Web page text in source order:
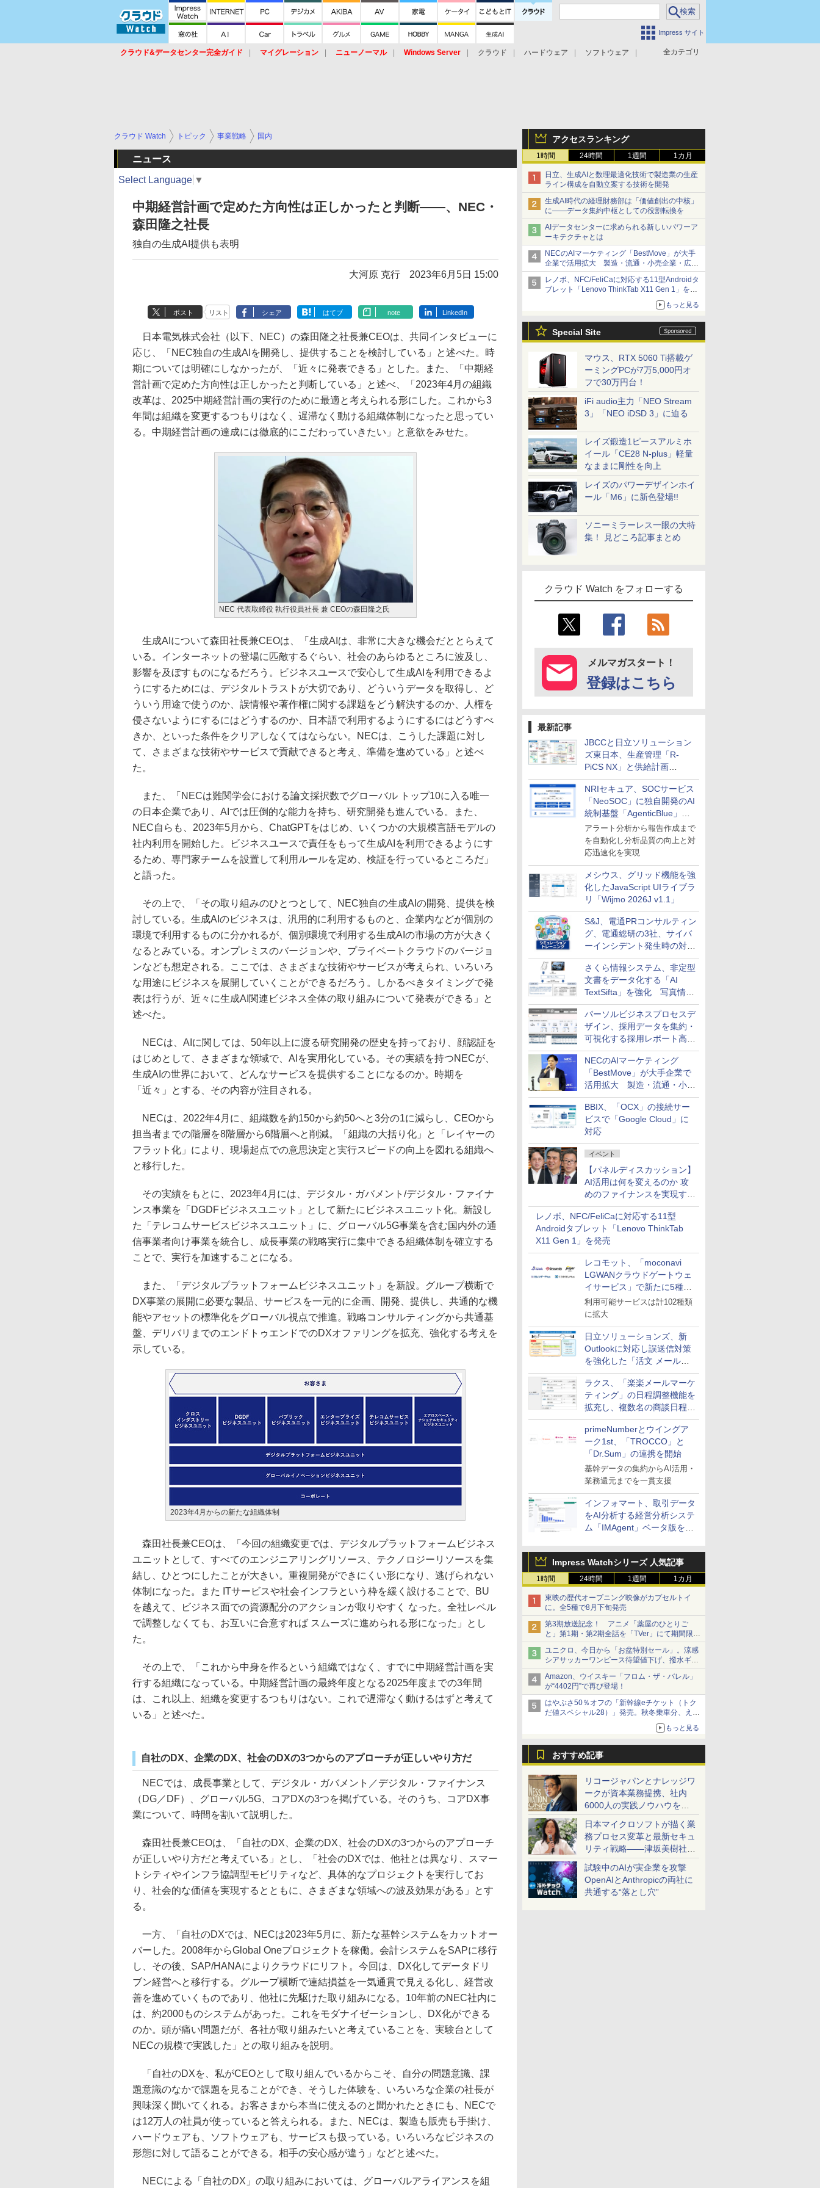
Impress サイト
全カテゴリ
クラウド&データセンター完全ガイド マイグレーション ニューノーマル Windows Server クラウド ハードウェア
ソフトウェア
アクセスランキング
1時間 24時間 1週間 1カ月
日立、生成AIと数理最適化技術で製造業の生産
ライン構成を自動立案する技術を開発
生成AI時代の経理財務部は「価値創出の中核」
に――データ集約中枢としての役割転換を
AIデータセンターに求められる新しいパワーア
ーキテクチャとは
NECのAIマーケティング「BestMove」が大手
企業で活用拡大 製造・流通・小売企業・広告
代理店などが実装フェーズへ
レノボ、NFC/FeliCaに対応する11型Androidタ
ブレット「Lenovo ThinkTab X11 Gen 1」を発
もっと見る
Special Site
マウス、RTX 5060 Ti搭載ゲ
ーミングPCが7万5,000円オ
フで30万円台！
iFi audio主力「NEO Stream
3」「NEO iDSD 3」に迫る
レイズ鍛造1ピースアルミホ
イール「CE28 N-plus」軽量
なままに剛性を向上
レイズのパワーデザインホイ
ール「M6」に新色登場!!
ソニーミラーレス一眼の大特
集！ 見どころ記事まとめ
クラウド Watch をフォローする
メルマガスタート！
登録はこちら
最新記事
JBCCと日立ソリューション
ズ東日本、生産管理「R-
PiCS NX」と供給計画
「scSQUARE ISP」の連携サ
ービスを提供開始
NRIセキュア、SOCサービス
「NeoSOC」に独自開発のAI
統制基盤「AgenticBlue」を
導入
アラート分析から報告作成まで
を自動化し分析品質の向上と対
応迅速化を実現
メシウス、グリッド機能を強
化したJavaScript UIライブラ
リ「Wijmo 2026J v1.1」
S&J、電通PRコンサルティン
グ、電通総研の3社、サイバ
ーインシデント発生時の対応
と危機管理広報を一体的に訓
練するプログラムを提供
さくら情報システム、非定型
文書をデータ化する「AI
TextSifta」を強化 写真情報
のデータ化などに対応
パーソルビジネスプロセスデ
ザイン、採用データを集約・
可視化する採用レポート高速
化サービスを提供
NECのAIマーケティング
「BestMove」が大手企業で
活用拡大 製造・流通・小売
企業・広告代理店などが実装
フェーズへ
BBIX、「OCX」の接続サー
ビスで「Google Cloud」に
対応
イベント
【パネルディスカッション】
AI活用は何を変えるのか 攻
めのファイナンスを実現する
業務設計とマインドセット変
革
レノボ、NFC/FeliCaに対応する11型
Androidタブレット「Lenovo ThinkTab
X11 Gen 1」を発売
レコモット、「moconavi
LGWANクラウドゲートウェ
イサービス」で新たに5種類
のサービスと連携開始
利用可能サービスは計102種類
に拡大
日立ソリューションズ、新
Outlookに対応し誤送信対策
を強化した「活文 メール誤
送信防止アドインサービス」
を提供
ラクス、「楽楽メールマーケ
ティング」の日程調整機能を
拡充し、複数名の商談日程調
整を効率化
primeNumberとウイングア
ーク1st、「TROCCO」と
「Dr.Sum」の連携を開始
基幹データの集約からAI活用・
業務還元までを一貫支援
インフォマート、取引データ
をAI分析する経営分析システ
ム「IMAgent」ベータ版を提
Impress Watchシリーズ 人気記事
1時間 24時間 1週間 1カ月
東映の歴代オープニング映像がカプセルトイ
に。全5種で8月下旬発売
第3期放送記念！ アニメ「薬屋のひとりご
と」第1期・第2期全話を「TVer」にて期間限定
で順次無料配信開始
ユニクロ、今日から「お盆特別セール」。涼感
シアサッカーワンピース待望値下げ、撥水ギア
ショーツは1990円に
Amazon、ウイスキー「フロム・ザ・バレル」
が“4402円”で再び登場！
はやぶさ50％オフの「新幹線eチケット（トク
だ値スペシャル28）」発売。秋冬乗車分、えき
もっと見る
おすすめ記事
リコージャパンとナレッジワ
ークが資本業務提携、社内
6000人の実践ノウハウを生
かした「AI商談記録 for
RICOH」を展開へ
日本マイクロソフトが描く業
務プロセス変革と最新セキュ
リティ戦略――津坂美樹社長
が2027年度戦略を説明
試験中のAIが実企業を攻撃
OpenAIとAnthropicの両社に
共通する“落とし穴”
クラウド Watch トピック 事業戦略 国内
ニュース
Select Language ▼
中期経営計画で定めた方向性は正しかったと判断――、NEC・
森田隆之社長
独自の生成AI提供も表明
大河原 克行 2023年6月5日 15:00
ポスト リスト シェア はてブ note LinkedIn
日本電気株式会社（以下、NEC）の森田隆之社長兼CEOは、共同インタビューに
応じ、「NEC独自の生成AIを開発し、提供することを検討している」と述べた。時
期については明確にしなかったが、「近々に発表できる」とした。また、「中期経
営計画で定めた方向性は正しかったと判断している」と述べ、「2023年4月の組織
改革は、2025中期経営計画の実行のために最適と考えられる形にした。これから3
年間は組織を変更するつもりはなく、遅滞なく動ける組織体制になったと思ってい
る。中期経営計画の達成には徹底的にこだわっていきたい」と意欲をみせた。
NEC 代表取締役 執行役員社長 兼 CEOの森田隆之氏
生成AIについて森田社長兼CEOは、「生成AIは、非常に大きな機会だととらえて
いる。インターネットの登場に匹敵するぐらい、社会のあらゆるところに波及し、
影響を及ぼすものになるだろう。ビジネスユースで安心して生成AIを利用できるよ
うにするためには、デジタルトラストが大切であり、どういうデータを取得し、ど
ういう用途で使うのか、誤情報や著作権に関する課題をどう解決するのか、人権を
侵さないようにするにはどうするのか、日本語で利用するようにするにはどうすべ
きか、といった条件をクリアしなくてはならない。NECは、こうした課題に対し
て、さまざまな技術やサービスで貢献できると考え、準備を進めている」と述べ
た。
また、「NECは難関学会における論文採択数でグローバル トップ10に入る唯一
の日本企業であり、AIでは圧倒的な能力を持ち、研究開発も進んでいる。また、
NEC自らも、2023年5月から、ChatGPTをはじめ、いくつかの大規模言語モデルの
社内利用を開始した。ビジネスユースで責任をもって生成AIを利用できるようにす
るため、専門家チームを設置して利用ルールを定め、検証を行っているところだ」
と語った。
その上で、「その取り組みのひとつとして、NEC独自の生成AIの開発、提供を検
討している。生成AIのビジネスは、汎用的に利用するものと、企業内などが個別の
環境で利用するものに分かれるが、個別環境で利用する生成AIの市場の方が大きく
なるとみている。オンプレミスのバージョンや、プライベートクラウドのバージョ
ンなども想定される。ここでは、さまざまな技術やサービスが考えられ、いろいろ
な用途にビジネスを展開していくことができるだろう。しかるべきタイミングで発
表は行うが、近々に生成AI関連ビジネス全体の取り組みについて発表ができる」と
述べた。
NECは、AIに関しては、50年以上に渡る研究開発の歴史を持っており、顔認証を
はじめとして、さまざまな領域で、AIを実用化している。その実績を持つNECが、
生成AIの世界において、どんなサービスを提供することになるのか。時期を
「近々」とする、その内容が注目される。
NECは、2022年4月に、組織数を約150から約50へと3分の1に減らし、CEOから
担当者までの階層を8階層から6階層へと削減。「組織の大括り化」と「レイヤーの
フラット化」により、現場起点での意思決定と実行スピードの向上を図れる組織へ
と移行した。
その実績をもとに、2023年4月には、デジタル・ガバメント/デジタル・ファイナ
ンス事業を「DGDFビジネスユニット」として新たにビジネスユニット化。新設し
た「テレコムサービスビジネスユニット」に、グローバル5G事業を含む国内外の通
信事業者向け事業を統合し、成長事業の戦略実行に集中できる組織体制を確立する
ことで、実行を加速することになる。
また、「デジタルプラットフォームビジネスユニット」を新設。グループ横断で
DX事業の展開に必要な製品、サービスを一元的に企画、開発、提供し、共通的な機
能やアセットの標準化をグローバル視点で推進。戦略コンサルティングから共通基
盤、デリバリまでのエンドトゥエンドでのDXオファリングを拡充、強化する考えを
示している。
2023年4月からの新たな組織体制
森田社長兼CEOは、「今回の組織変更では、デジタルプラットフォームビジネス
ユニットとして、すべてのエンジニアリングリソース、テクノロジーリソースを集
結し、ひとつにしたことが大きい。重複開発ができにくい形になり、逃げられない
体制になった。また ITサービスや社会インフラという枠を緩く設けることで、BU
を越えて、ビジネス面での資源配分のアクションが取りやすく なった。全社レベル
で調整しなくても、お互いに合意すれば スムーズに進められる形になった」とし
た。
その上で、「これから中身を作るという組織ではなく、すでに中期経営計画を実
行する組織になっている。中期経営計画の最終年度となる2025年度までの3年間
は、これ以上、組織を変更するつもりはない。これで遅滞なく動けるはずと考えて
いる」と述べた。
自社のDX、企業のDX、社会のDXの3つからのアプローチが正しいやり方だ
NECでは、成長事業として、デジタル・ガバメント／デジタル・ファイナンス
（DG／DF）、グローバル5G、コアDXの3つを掲げている。そのうち、コアDX事
業について、時間を割いて説明した。
森田社長兼CEOは、「自社のDX、企業のDX、社会のDXの3つからのアプローチ
が正しいやり方だと考えている」とし、「社会のDXでは、他社とは異なり、スマー
トシティやインフラ協調型モビリティなど、具体的なプロジェクトを実行してお
り、社会的な価値を実現するとともに、さまざまな領域への波及効果がある」とす
る。
一方、「自社のDXでは、NECは2023年5月に、新たな基幹システムをカットオー
バーした。2008年からGlobal Oneプロジェクトを稼働。会計システムをSAPに移行
し、その後、SAP/HANAによりクラウドにリフト。今回は、DX化してデータドリ
ブン経営へと移行する。グループ横断で連結損益を一気通貫で見える化し、経営改
善を進めていくものであり、他社に先駆けた取り組みになる。10年前のNEC社内に
は、約2000ものシステムがあった。これをモダナイゼーションし、DX化ができる
のか。頭が痛い問題だが、各社が取り組みたいと考えていることを、実験台として
NECの規模で実践した」との取り組みを説明。
「自社のDXを、私がCEOとして取り組んでいるからこそ、自分の問題意識、課
題意識のなかで課題を見ることができ、そうした体験を、いろいろな企業の社長が
興味深く聞いてくれる。お客さまから本当に使えるのと聞かれたときにも、NECで
は12万人の社員が使っていると答えられる。また、NECは、製造も販売も手掛け、
ハードウェアも、ソフトウェアも、サービスも扱っている。いろいろなビジネスの
形態に対して語ることができる。相手の安心感が違う」などと述べた。
NECによる「自社のDX」の取り組みにおいては、グローバルアライアンスを組